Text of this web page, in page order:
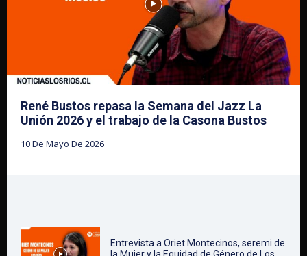
René Bustos repasa la Semana del Jazz La
Unión 2026 y el trabajo de la Casona Bustos
10 De Mayo De 2026
Entrevista a Oriet Montecinos, seremi de